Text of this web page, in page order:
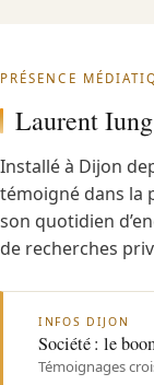
PRÉSENCE
Laurent
Installé à Dijon
témoigné dans la
son quotidien
de recherches
INFOS DIJON
Société : le
Témoignages